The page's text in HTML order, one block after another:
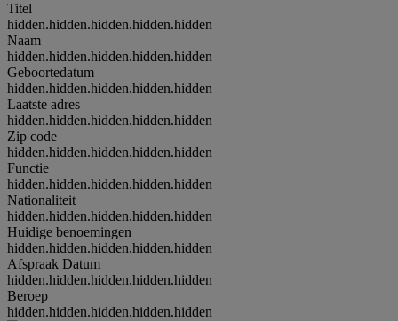
Titel
hidden.hidden.hidden.hidden.hidden
Naam
hidden.hidden.hidden.hidden.hidden
Geboortedatum
hidden.hidden.hidden.hidden.hidden
Laatste adres
hidden.hidden.hidden.hidden.hidden
Zip code
hidden.hidden.hidden.hidden.hidden
Functie
hidden.hidden.hidden.hidden.hidden
Nationaliteit
hidden.hidden.hidden.hidden.hidden
Huidige benoemingen
hidden.hidden.hidden.hidden.hidden
Afspraak Datum
hidden.hidden.hidden.hidden.hidden
Beroep
hidden.hidden.hidden.hidden.hidden